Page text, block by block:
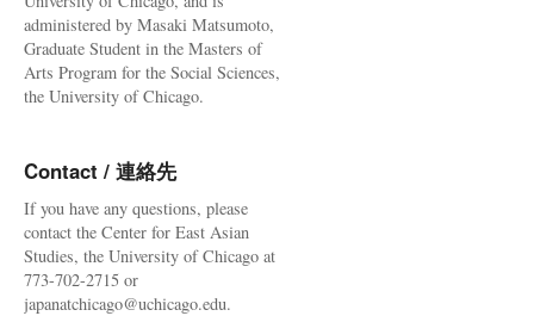
administered by Masaki Matsumoto,
Graduate Student in the Masters of
Arts Program for the Social Sciences,
the University of Chicago.
Contact / 連絡先
If you have any questions, please
contact the Center for East Asian
Studies, the University of Chicago at
773-702-2715 or
japanatchicago@uchicago.edu.